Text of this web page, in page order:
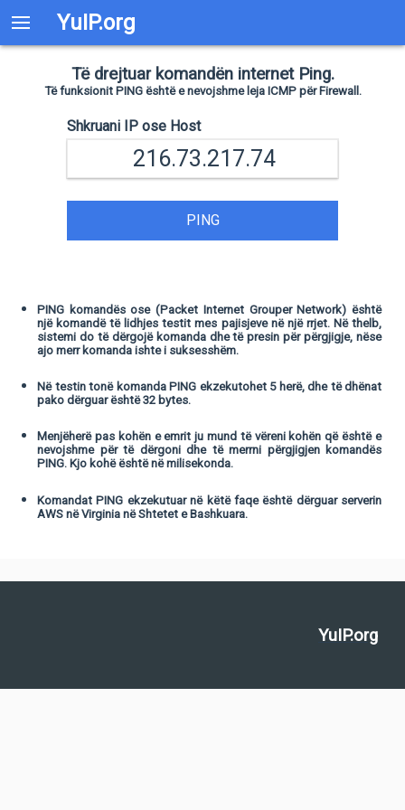
YuIP.org
Të drejtuar komandën internet Ping.
Të funksionit PING është e nevojshme leja ICMP për Firewall.
Shkruani IP ose Host
PING
PING komandës ose (Packet Internet Grouper Network) është
një komandë të lidhjes testit mes pajisjeve në një rrjet. Në thelb,
sistemi do të dërgojë komanda dhe të presin për përgjigje, nëse
ajo merr komanda ishte i suksesshëm.
Në testin tonë komanda PING ekzekutohet 5 herë, dhe të dhënat
pako dërguar është 32 bytes.
Menjëherë pas kohën e emrit ju mund të vëreni kohën që është e
nevojshme për të dërgoni dhe të merrni përgjigjen komandës
PING. Kjo kohë është në milisekonda.
Komandat PING ekzekutuar në këtë faqe është dërguar serverin
AWS në Virginia në Shtetet e Bashkuara.
YuIP.org